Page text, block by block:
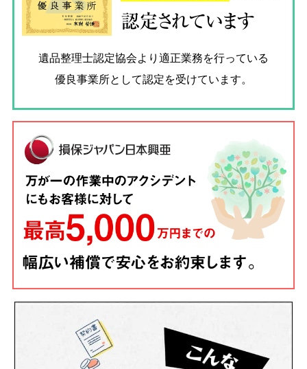
認定されています
遺品整理士認定協会より適正業務を行っている
優良事業所として認定を受けています。